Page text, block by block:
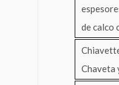
de calco
Chaveta